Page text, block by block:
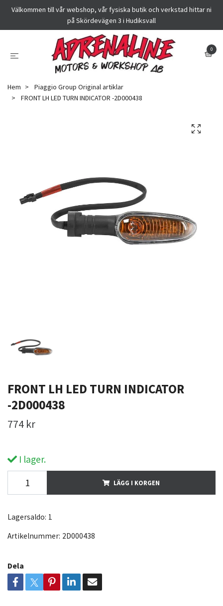
Välkommen till vår webshop, vår fysiska butik och verkstad hittar ni
på Skördevägen 3 i Hudiksvall
0
Hem
Piaggio Group Original artiklar
FRONT LH LED TURN INDICATOR -2D000438
FRONT LH LED TURN INDICATOR
-2D000438
774 kr
I lager.
LÄGG I KORGEN
Lagersaldo: 1
Artikelnummer: 2D000438
Dela